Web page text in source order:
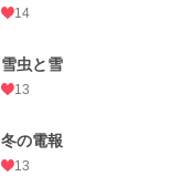
14
雪虫と雪
13
冬の電報
13